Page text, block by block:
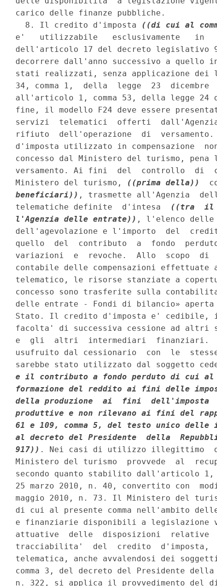
carico delle finanze pubbliche.
  8. Il credito d'imposta
((di cui al
e'   utilizzabile   esclusivamente   in
dell'articolo 17 del decreto legislativo
decorrere dall'anno successivo a
stati realizzati, senza applicazione
34, comma 1,  della  legge  23
all'articolo 1, comma 53, della legge 24
fine, il modello F24 deve essere
servizi  telematici  offerti
rifiuto  dell'operazione  di  versamento.
d'imposta utilizzato in compensazione
concesso dal Ministero del turismo,
versamento. Ai fini  del  controllo  di
Ministero del turismo, ((prima della))
beneficiari)) , trasmette all'Agenzia
telematiche definite  d'intesa ((tra  il
l'Agenzia delle entrate)) , l'elenco delle
dell'agevolazione e l'importo  del
quello  del  contributo  a  fondo
variazioni  e  revoche.  Allo  scopo  di
contabile delle compensazioni
telematico, le risorse stanziate a
concesso sono trasferite sulla
delle entrate - Fondi di bilancio»
Stato. Il credito d'imposta e'
facolta' di successiva cessione ad altri
e  gli  altri  intermediari  finanziari.
usufruito dal cessionario  con  le
sarebbe stato utilizzato dal soggetto
e il contributo a fondo perduto di cui al
formazione del reddito ai fini delle
della produzione  ai  fini
produttive e non rilevano ai fini del
61 e 109, comma 5, del testo unico
al decreto del Presidente  della
917)) . Nei casi di utilizzo illegittimo
Ministero del turismo  provvede  al
secondo quanto stabilito dall'articolo 1,
25 marzo 2010, n. 40, convertito con
maggio 2010, n. 73. Il Ministero del
di cui al presente comma nell'ambito
e finanziarie disponibili a legislazione
attuative  delle  disposizioni
tracciabilita'  del  credito
telematica, anche avvalendosi dei
comma 3, del decreto del Presidente
n. 322, si applica il provvedimento del